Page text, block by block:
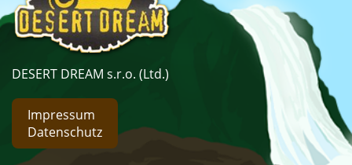
DESERT DREAM s.r.o. (Ltd.)
Impressum
Datenschutz